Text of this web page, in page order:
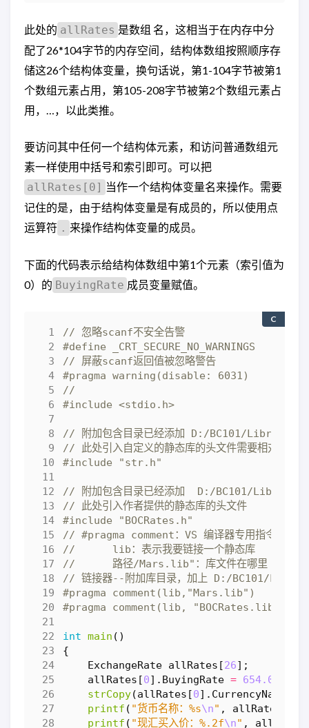
此处的 allRates 是数组 名，这相当于在内存中分
配了26*104字节的内存空间，结构体数组按照顺序存
储这26个结构体变量，换句话说，第1-104字节被第1
个数组元素占用，第105-208字节被第2个数组元素占
用，…，以此类推。
要访问其中任何一个结构体元素，和访问普通数组元
素一样使用中括号和索引即可。可以把
allRates[0] 当作一个结构体变量名来操作。需要
记住的是，由于结构体变量是有成员的，所以使用点
运算符 . 来操作结构体变量的成员。
下面的代码表示给结构体数组中第1个元素（索引值为
0）的 BuyingRate 成员变量赋值。
#include <stdio.h>
#include
"str.h"
#include
"BOCRates.h"
int main ()
{
ExchangeRate allRates [26];
allRates [0]. BuyingRate = 654.07
strCopy(allRates [0]. CurrencyName
printf ( "货币名称：%s\n" , allRates
printf ( "现汇买入价：%.2f\n" , allRates
C